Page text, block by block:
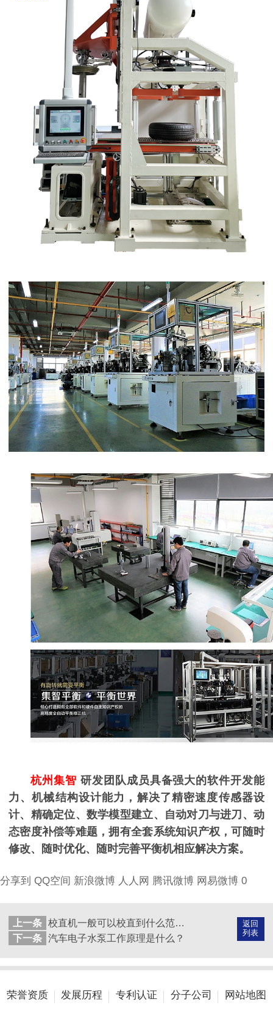
杭州集智 研发团队成员具备强大的软件开发能
力、机械结构设计能力，解决了精密速度传感器设
计、精确定位、数学模型建立、自动对刀与进刀、动
态密度补偿等难题，拥有全套系统知识产权，可随时
修改、随时优化、随时完善平衡机相应解决方案。
分享到 QQ空间 新浪微博 人人网 腾讯微博 网易微博 0
返回
列表
上一条
校直机一般可以校直到什么范围？
下一条 汽车电子水泵工作原理是什么？
荣誉资质 发展历程 专利认证 分子公司 网站地图